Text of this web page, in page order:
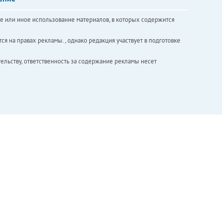
иное использование материалов, в которых содержится
правах рекламы. , однако редакция участвует в подготовке
ответственность за содержание рекламы несет